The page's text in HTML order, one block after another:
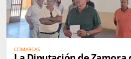
COMARCAS